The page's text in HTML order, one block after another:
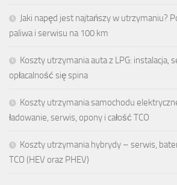
Jaki napęd jest najtańszy w utrzymaniu?
paliwa i serwisu na 100 km
Koszty utrzymania auta z LPG: instalacja,
opłacalność się spina
Koszty utrzymania samochodu
ładowanie, serwis, opony i całość TCO
Koszty utrzymania hybrydy – serwis,
TCO (HEV oraz PHEV)